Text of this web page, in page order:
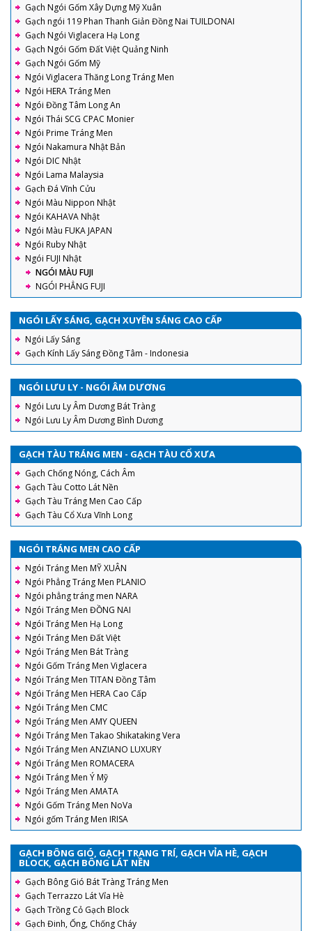
Gạch Ngói Gốm Xây Dựng Mỹ Xuân
Gạch ngói 119 Phan Thanh Giản Đồng Nai TUILDONAI
Gạch Ngói Viglacera Hạ Long
Gạch Ngói Gốm Đất Việt Quảng Ninh
Gạch Ngói Gốm Mỹ
Ngói Viglacera Thăng Long Tráng Men
Ngói HERA Tráng Men
Ngói Đồng Tâm Long An
Ngói Thái SCG CPAC Monier
Ngói Prime Tráng Men
Ngói Nakamura Nhật Bản
Ngói DIC Nhật
Ngói Lama Malaysia
Gạch Đá Vĩnh Cửu
Ngói Màu Nippon Nhật
Ngói KAHAVA Nhật
Ngói Màu FUKA JAPAN
Ngói Ruby Nhật
Ngói FUJI Nhật
NGÓI MÀU FUJI
NGÓI PHẲNG FUJI
NGÓI LẤY SÁNG, GẠCH XUYÊN SÁNG CAO CẤP
Ngói Lấy Sáng
Gạch Kính Lấy Sáng Đồng Tâm - Indonesia
NGÓI LƯU LY - NGÓI ÂM DƯƠNG
Ngói Lưu Ly Âm Dương Bát Tràng
Ngói Lưu Ly Âm Dương Bình Dương
GẠCH TÀU TRÁNG MEN - GẠCH TÀU CỔ XƯA
Gạch Chống Nóng, Cách Âm
Gạch Tàu Cotto Lát Nền
Gạch Tàu Tráng Men Cao Cấp
Gạch Tàu Cổ Xưa Vĩnh Long
NGÓI TRÁNG MEN CAO CẤP
Ngói Tráng Men MỸ XUÂN
Ngói Phẳng Tráng Men PLANIO
Ngói phẳng tráng men NARA
Ngói Tráng Men ĐỒNG NAI
Ngói Tráng Men Hạ Long
Ngói Tráng Men Đất Việt
Ngói Tráng Men Bát Tràng
Ngói Gốm Tráng Men Viglacera
Ngói Tráng Men TITAN Đồng Tâm
Ngói Tráng Men HERA Cao Cấp
Ngói Tráng Men CMC
Ngói Tráng Men AMY QUEEN
Ngói Tráng Men Takao Shikataking Vera
Ngói Tráng Men ANZIANO LUXURY
Ngói Tráng Men ROMACERA
Ngói Tráng Men Ý Mỹ
Ngói Tráng Men AMATA
Ngói Gốm Tráng Men NoVa
Ngói gốm Tráng Men IRISA
GẠCH BÔNG GIÓ, GẠCH TRANG TRÍ, GẠCH VỈA HÈ, GẠCH
BLOCK, GẠCH BÔNG LÁT NỀN
Gạch Bông Gió Bát Tràng Tráng Men
Gạch Terrazzo Lát Vỉa Hè
Gạch Trồng Cỏ Gạch Block
Gạch Đinh, Ống, Chống Cháy